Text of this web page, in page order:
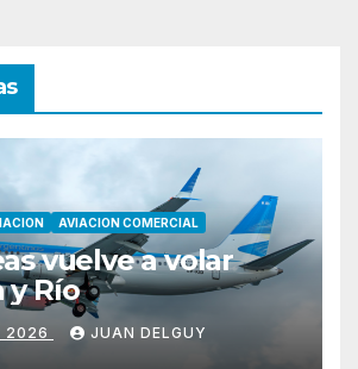
AVIACION COMERCIAL
vuelve a volar
y Río
2026 JUAN DELGUY